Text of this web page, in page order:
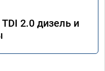
2.0 дизель и